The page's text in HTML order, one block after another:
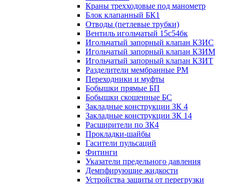
Краны трехходовые под манометр
Блок клапанный БК1
Отводы (петлевые трубки)
Вентиль игольчатый 15с54бк
Игольчатый запорный клапан КЗИС
Игольчатый запорный клапан КЗИМ
Игольчатый запорный клапан КЗИТ
Разделители мембранные РМ
Переходники и муфты
Бобышки прямые БП
Бобышки скошенные БС
Закладные конструкции ЗК 4
Закладные конструкции ЗК 14
Расширители по ЗК4
Прокладки-шайбы
Гасители пульсаций
Фитинги
Указатели предельного давления
Демпфирующие жидкости
Устройства защиты от перегрузки